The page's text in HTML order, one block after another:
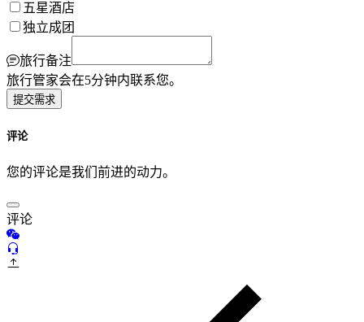
五星酒店
独立成团
旅行备注
旅行管家会在5分钟内联系您。
提交需求
评论
您的评论是我们前进的动力。
评论